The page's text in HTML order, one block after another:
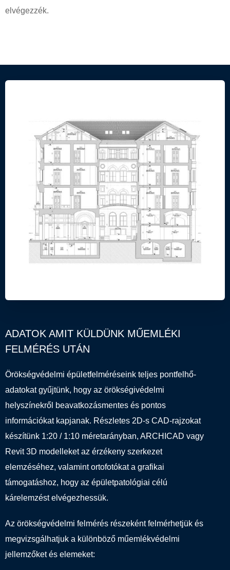
elvégezzék.
ADATOK AMIT KÜLDÜNK MŰEMLÉKI
FELMÉRÉS UTÁN
Örökségvédelmi épületfelméréseink teljes pontfelhő-
adatokat gyűjtünk, hogy az örökségivédelmi
helyszínekről beavatkozásmentes és pontos
információkat kapjanak. Részletes 2D-s CAD-rajzokat
készítünk 1:20 / 1:10 méretarányban, ARCHICAD vagy
Revit 3D modelleket az érzékeny szerkezet
elemzéséhez, valamint ortofotókat a grafikai
támogatáshoz, hogy az épületpatológiai célú
kárelemzést elvégezhessük.
Az örökségvédelmi felmérés részeként felmérhetjük és
megvizsgálhatjuk a különböző műemlékvédelmi
jellemzőket és elemeket: